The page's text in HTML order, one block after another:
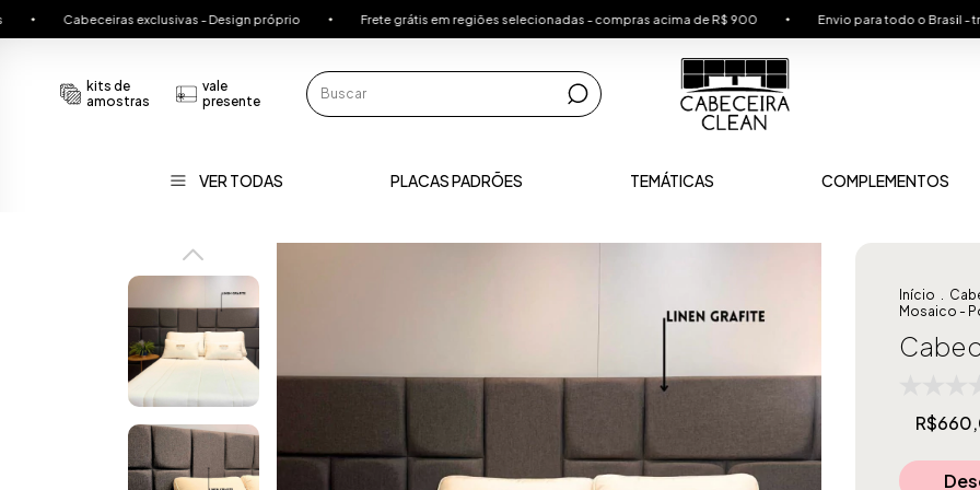
exclusivas - Design próprio Frete grátis em regiões selecionadas - compras acima de R$ 900 Envio para todo o Brasil -
kits de
amostras
vale
presente
VER TODAS PLACAS PADRÕES TEMÁTICAS COMPLEMENTOS
Início .
Mosaico -